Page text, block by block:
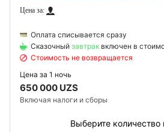
Оплата списывается сразу
Сказочный завтрак включен в
Стоимость не возвращается
Цена за 1 ночь
650 000 UZS
Включая налоги и сборы
Выберите количество